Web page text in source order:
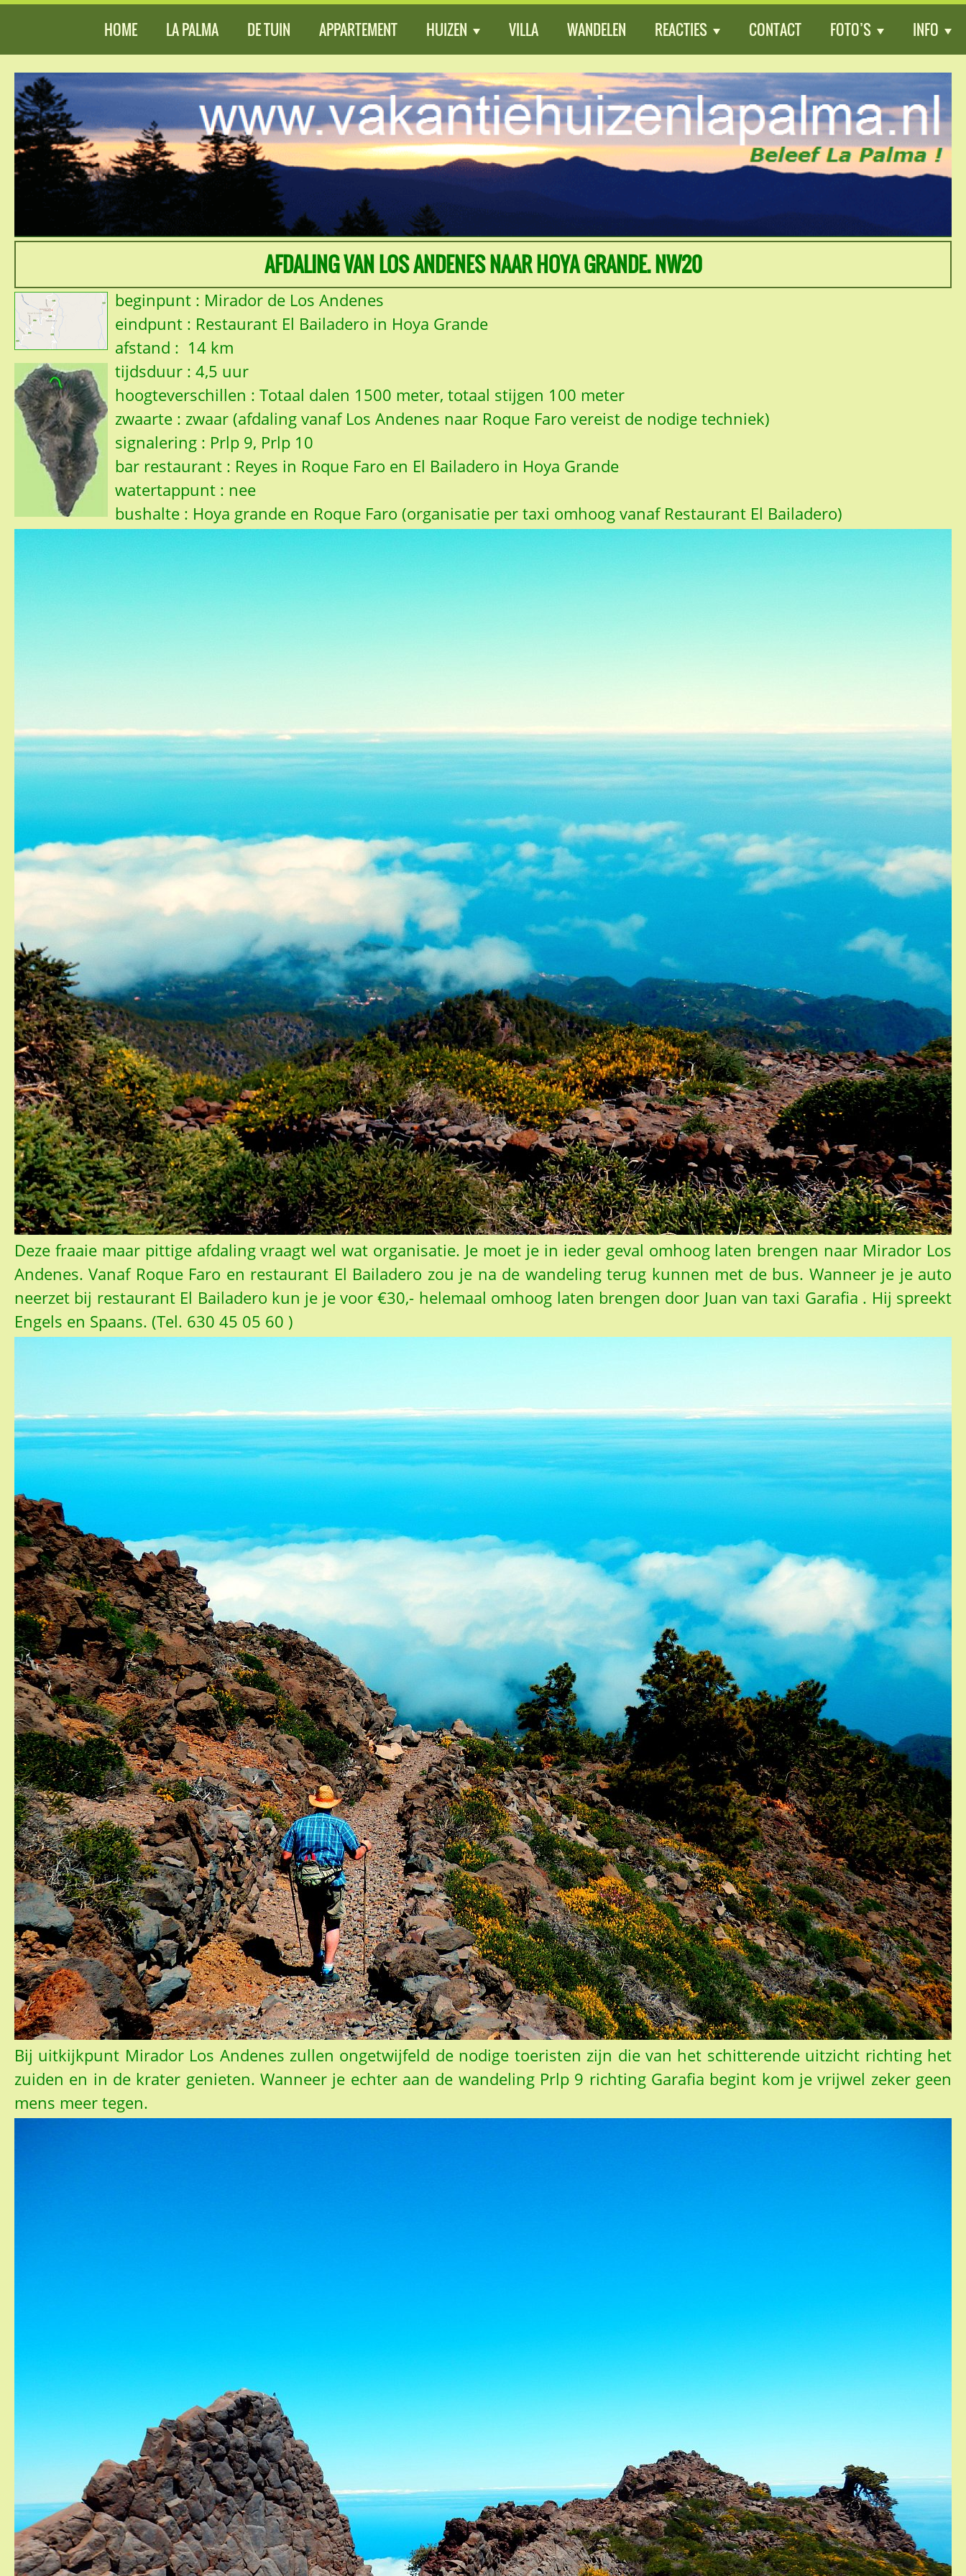
AFDALING VAN LOS ANDENES NAAR HOYA GRANDE. NW20
beginpunt : Mirador de Los Andenes
eindpunt : Restaurant El Bailadero in Hoya Grande
afstand : 14 km
tijdsduur : 4,5 uur
hoogteverschillen : Totaal dalen 1500 meter, totaal stijgen 100 meter
zwaarte : zwaar (afdaling vanaf Los Andenes naar Roque Faro vereist de nodige techniek)
signalering : Prlp 9, Prlp 10
bar restaurant : Reyes in Roque Faro en El Bailadero in Hoya Grande
watertappunt : nee
bushalte : Hoya grande en Roque Faro (organisatie per taxi omhoog vanaf Restaurant El Bailadero)
Deze fraaie maar pittige afdaling vraagt wel wat organisatie. Je moet je in ieder geval omhoog laten brengen naar Mirador Los
Andenes. Vanaf Roque Faro en restaurant El Bailadero zou je na de wandeling terug kunnen met de bus. Wanneer je je auto
neerzet bij restaurant El Bailadero kun je je voor €30,- helemaal omhoog laten brengen door Juan van taxi Garafia . Hij spreekt
Engels en Spaans. (Tel. 630 45 05 60 )
Bij uitkijkpunt Mirador Los Andenes zullen ongetwijfeld de nodige toeristen zijn die van het schitterende uitzicht richting het
zuiden en in de krater genieten. Wanneer je echter aan de wandeling Prlp 9 richting Garafia begint kom je vrijwel zeker geen
mens meer tegen.
HOME LA PALMA DE TUIN APPARTEMENT HUIZEN VILLA WANDELEN REACTIES CONTACT FOTO’S INFO